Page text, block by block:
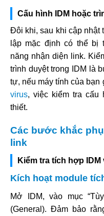
Cấu hình IDM hoặc
Đôi khi, sau khi cập nhật
lập mặc định có thể bị
năng nhận diện link.
trình duyệt trong IDM là
tự, nếu máy tính của bạn
virus, việc kiểm tra cấu
thiết.
Các bước khắc
link
Kiểm tra tích hợp
Kích hoạt module
Mở IDM, vào mục
(General). Đảm bảo